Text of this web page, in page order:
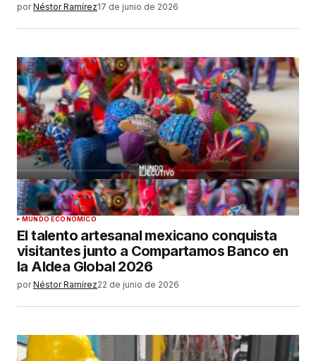
por Néstor Ramírez17 de junio de 2026
MUNDO ECONÓMICO
El talento artesanal mexicano conquista
visitantes junto a Compartamos Banco en
la Aldea Global 2026
por Néstor Ramírez22 de junio de 2026